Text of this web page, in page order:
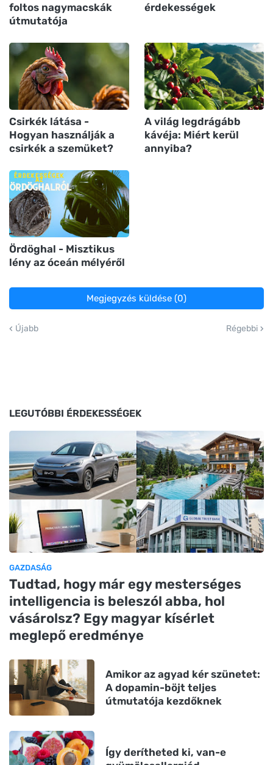
foltos nagymacskák
útmutatója
érdekességek
Csirkék látása -
Hogyan használják a
csirkék a szemüket?
A világ legdrágább
kávéja: Miért kerül
annyiba?
Ördöghal - Misztikus
lény az óceán mélyéről
Megjegyzés küldése (0)
Újabb Régebbi
LEGUTÓBBI ÉRDEKESSÉGEK
GAZDASÁG
Tudtad, hogy már egy mesterséges
intelligencia is beleszól abba, hol
vásárolsz? Egy magyar kísérlet
meglepő eredménye
Amikor az agyad kér szünetet:
A dopamin-böjt teljes
útmutatója kezdőknek
Így derítheted ki, van-e